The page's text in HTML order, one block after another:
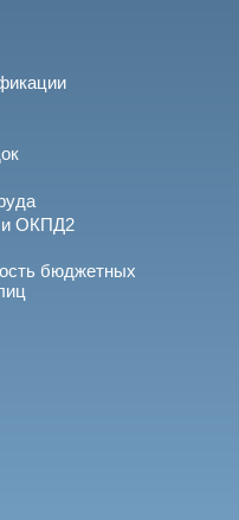
и ОКПД2
бюджетных